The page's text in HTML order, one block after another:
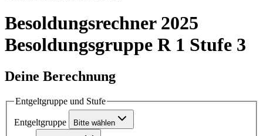
Besoldungsrechner 2025
Besoldungsgruppe R 1 Stufe 3
Deine Berechnung
Entgeltgruppe und Stufe
Entgeltgruppe Bitte wählen